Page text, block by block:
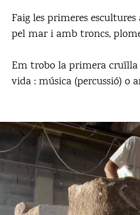
Faig les primeres
pel mar i amb troncs,
Em trobo la primera
vida : música (percussió) o